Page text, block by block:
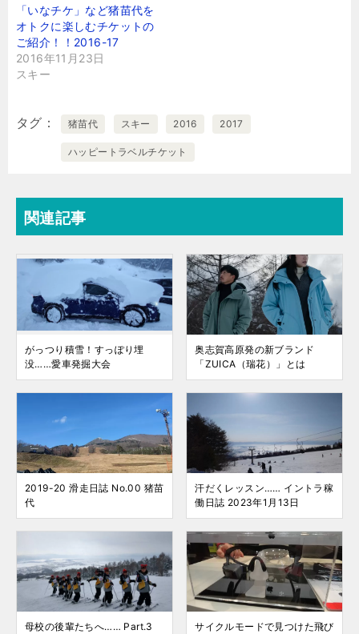
「いなチケ」など猪苗代を
オトクに楽しむチケットの
ご紹介！！2016-17
2016年11月23日
スキー
タグ 猪苗代 スキー 2016 2017
ハッピートラベルチケット
関連記事
がっつり積雪！すっぽり埋
没……愛車発掘大会
奥志賀高原発の新ブランド
「ZUICA（瑞花）」とは
2019-20 滑走日誌 No.00 猪苗
代
汗だくレッスン…… イントラ稼
働日誌 2023年1月13日
母校の後輩たちへ…… Part.3
サイクルモードで見つけた飛び